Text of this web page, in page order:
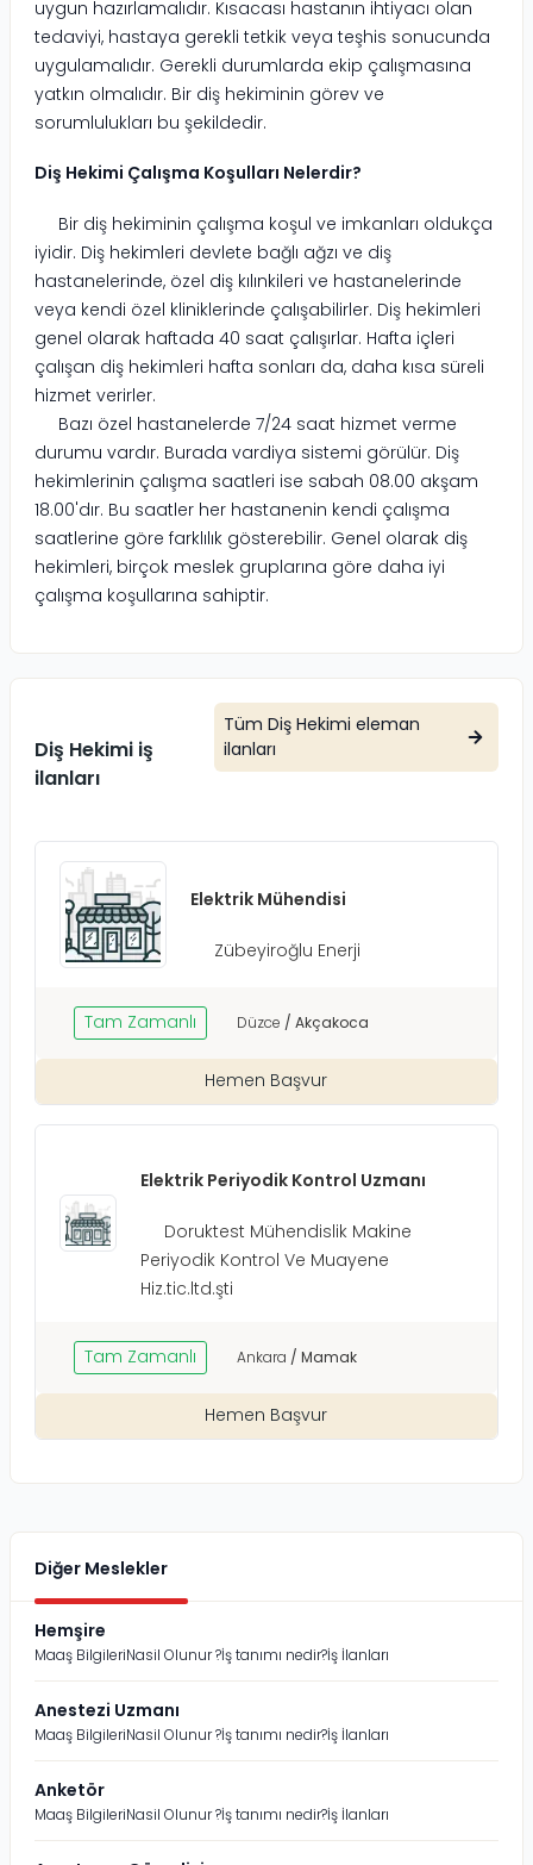
uygun hazırlamalıdır. Kısacası hastanın ihtiyacı olan
tedaviyi, hastaya gerekli tetkik veya teşhis sonucunda
uygulamalıdır. Gerekli durumlarda ekip çalışmasına
yatkın olmalıdır. Bir diş hekiminin görev ve
sorumlulukları bu şekildedir.
Diş Hekimi Çalışma Koşulları Nelerdir?
Bir diş hekiminin çalışma koşul ve imkanları oldukça
iyidir. Diş hekimleri devlete bağlı ağzı ve diş
hastanelerinde, özel diş kılınkileri ve hastanelerinde
veya kendi özel kliniklerinde çalışabilirler. Diş hekimleri
genel olarak haftada 40 saat çalışırlar. Hafta içleri
çalışan diş hekimleri hafta sonları da, daha kısa süreli
hizmet verirler.
Bazı özel hastanelerde 7/24 saat hizmet verme
durumu vardır. Burada vardiya sistemi görülür. Diş
hekimlerinin çalışma saatleri ise sabah 08.00 akşam
18.00'dır. Bu saatler her hastanenin kendi çalışma
saatlerine göre farklılık gösterebilir. Genel olarak diş
hekimleri, birçok meslek gruplarına göre daha iyi
çalışma koşullarına sahiptir.
Diş Hekimi iş
ilanları
Tüm Diş Hekimi eleman
ilanları
Elektrik Mühendisi
Zübeyiroğlu Enerji
Tam Zamanlı Düzce / Akçakoca
Hemen Başvur
Elektrik Periyodik Kontrol Uzmanı
Doruktest Mühendislik Makine
Periyodik Kontrol Ve Muayene
Hiz.tic.ltd.şti
Tam Zamanlı Ankara / Mamak
Hemen Başvur
Diğer Meslekler
Hemşire
Maaş BilgileriNasil Olunur ?İş tanımı nedir?İş İlanları
Anestezi Uzmanı
Maaş BilgileriNasil Olunur ?İş tanımı nedir?İş İlanları
Anketör
Maaş BilgileriNasil Olunur ?İş tanımı nedir?İş İlanları